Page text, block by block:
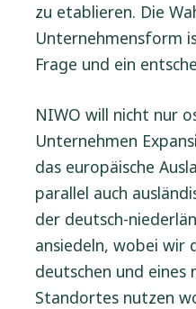
zu etablieren. Die
Unternehmensform
Frage und ein
NIWO will nicht nur
Unternehmen
das europäische
parallel auch
der deutsch-
ansiedeln, wobei wir
deutschen und eines
Standortes nutzen